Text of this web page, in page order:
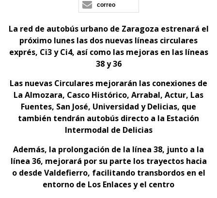
correo
La red de autobús urbano de Zaragoza estrenará el
próximo lunes las dos nuevas líneas circulares
exprés, Ci3 y Ci4, así como las mejoras en las líneas
38 y 36
Las nuevas Circulares mejorarán las conexiones de
La Almozara, Casco Histórico, Arrabal, Actur, Las
Fuentes, San José, Universidad y Delicias, que
también tendrán autobús directo a la Estación
Intermodal de Delicias
Además, la prolongación de la línea 38, junto a la
línea 36, mejorará por su parte los trayectos hacia
o desde Valdefierro, facilitando transbordos en el
entorno de Los Enlaces y el centro